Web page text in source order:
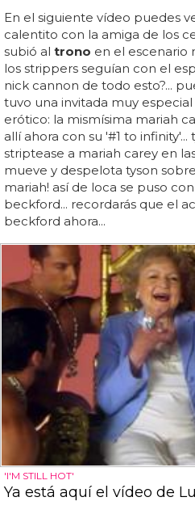
En el siguiente vídeo puedes
calentito con la amiga de los
subió al trono en el escenario
los strippers seguían con el
nick cannon de todo esto?...
tuvo una invitada muy
erótico: la mismísima mariah
allí ahora con su '#1 to
striptease a mariah carey en
mueve y despelota tyson
mariah! así de loca se puso
beckford... recordarás que el
beckford ahora...
'I'M STILL HOT'
Ya está aquí el vídeo de